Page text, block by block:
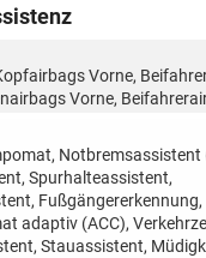
Vorne,
Vorne,
Notbremsassistent
Spurhalteassistent,
Fußgängererkennung,
adaptiv (ACC),
Stauassistent,